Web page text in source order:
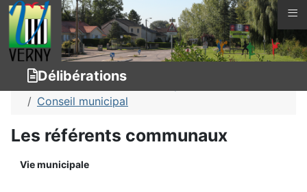
Vous êtes ici :Page d'accueil
Délibérations
Vie municipale
Conseil municipal
Les référents communaux
Vie municipale
Délibérations
≡